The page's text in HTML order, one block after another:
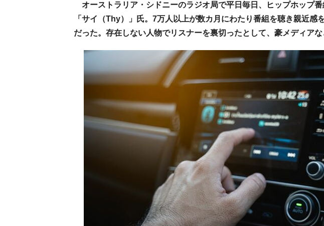
オーストラリア・シドニーのラジオ局で平日毎日、ヒップホップ
「サイ（Thy）」氏。7万人以上が数カ月にわたり番組を聴き親近感
だった。存在しない人物でリスナーを裏切ったとして、豪メディア